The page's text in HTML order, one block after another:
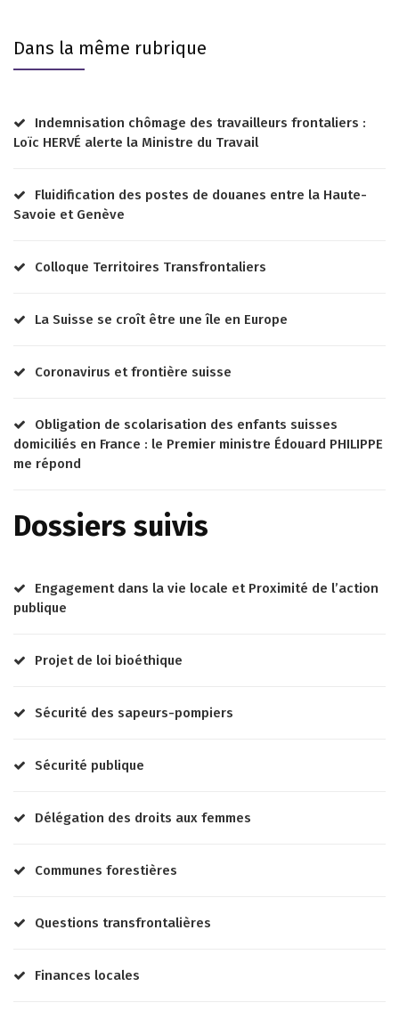
Dans la même rubrique
Indemnisation chômage des travailleurs frontaliers :
Loïc HERVÉ alerte la Ministre du Travail
Fluidification des postes de douanes entre la Haute-
Savoie et Genève
Colloque Territoires Transfrontaliers
La Suisse se croît être une île en Europe
Coronavirus et frontière suisse
Obligation de scolarisation des enfants suisses
domiciliés en France : le Premier ministre Édouard PHILIPPE
me répond
Dossiers suivis
Engagement dans la vie locale et Proximité de l’action
publique
Projet de loi bioéthique
Sécurité des sapeurs-pompiers
Sécurité publique
Délégation des droits aux femmes
Communes forestières
Questions transfrontalières
Finances locales